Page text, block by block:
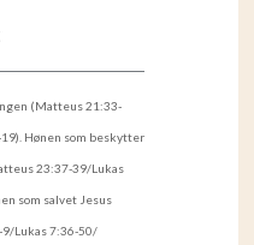
(Matteus 21:33-
Hønen som beskytter
23:37-39/Lukas
som salvet Jesus
Lukas 7:36-50/